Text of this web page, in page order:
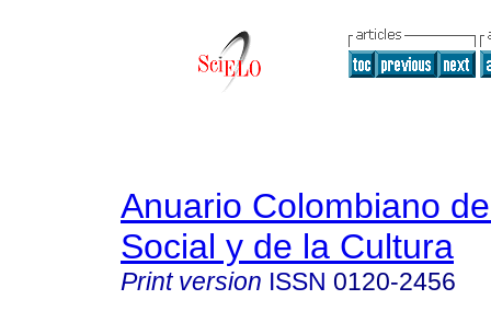
Anuario Colombiano
Social y de la Cultura
Print version ISSN 0120-2456